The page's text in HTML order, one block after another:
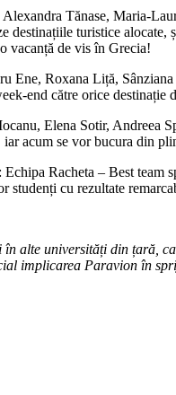
Tănase, Maria-
turistice
vacanță de vis în Grecia!
Ene, Roxana Liță,
end către orice destinație
Elena Sotir, Andreea
acum se vor bucura din
Echipa Racheta – Best
cu rezultate
alte universități din țară,
implicarea Paravion în